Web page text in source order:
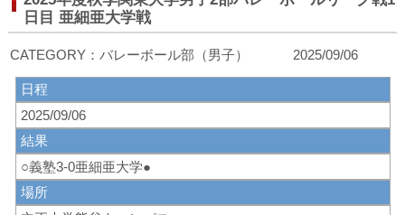
日目 亜細亜大学戦
CATEGORY：バレーボール部（男子） 2025/09/06
日程
2025/09/06
結果
○義塾3-0亜細亜大学●
場所